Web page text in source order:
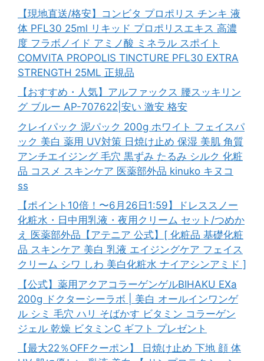
【現地直送/格安】コンビタ プロポリス チンキ 液
体 PFL30 25ml リキッド プロポリスエキス 高濃
度 フラボノイド アミノ酸 ミネラル スポイト
COMVITA PROPOLIS TINCTURE PFL30 EXTRA
STRENGTH 25ML 正規品
【おすすめ・人気】アルファックス 腰スッキリン
グ ブルー AP-707622|安い 激安 格安
クレイパック 泥パック 200g ホワイト フェイスパ
ック 美白 薬用 UV対策 日焼け止め 保湿 美肌 角質
アンチエイジング 毛穴 黒ずみ たるみ シルク 化粧
品 コスメ スキンケア 医薬部外品 kinuko キヌコ
ss
【ポイント10倍！〜6月26日1:59】ドレススノー
化粧水・日中用乳液・夜用クリーム セット/つめか
え 医薬部外品【アテニア 公式】[ 化粧品 基礎化粧
品 スキンケア 美白 乳液 エイジングケア フェイス
クリーム シワ しわ 美白化粧水 ナイアシンアミド ]
【公式】薬用アクアコラーゲンゲルBIHAKU EXa
200g ドクターシーラボ | 美白 オールインワンゲ
ル シミ 毛穴 ハリ そばかす ビタミン コラーゲン
ジェル 乾燥 ビタミンC ギフト プレゼント
【最大22％OFFクーポン】 日焼け止め 下地 顔 体